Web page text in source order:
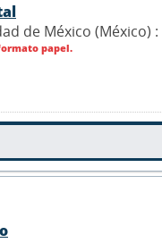
de México (México)
papel.